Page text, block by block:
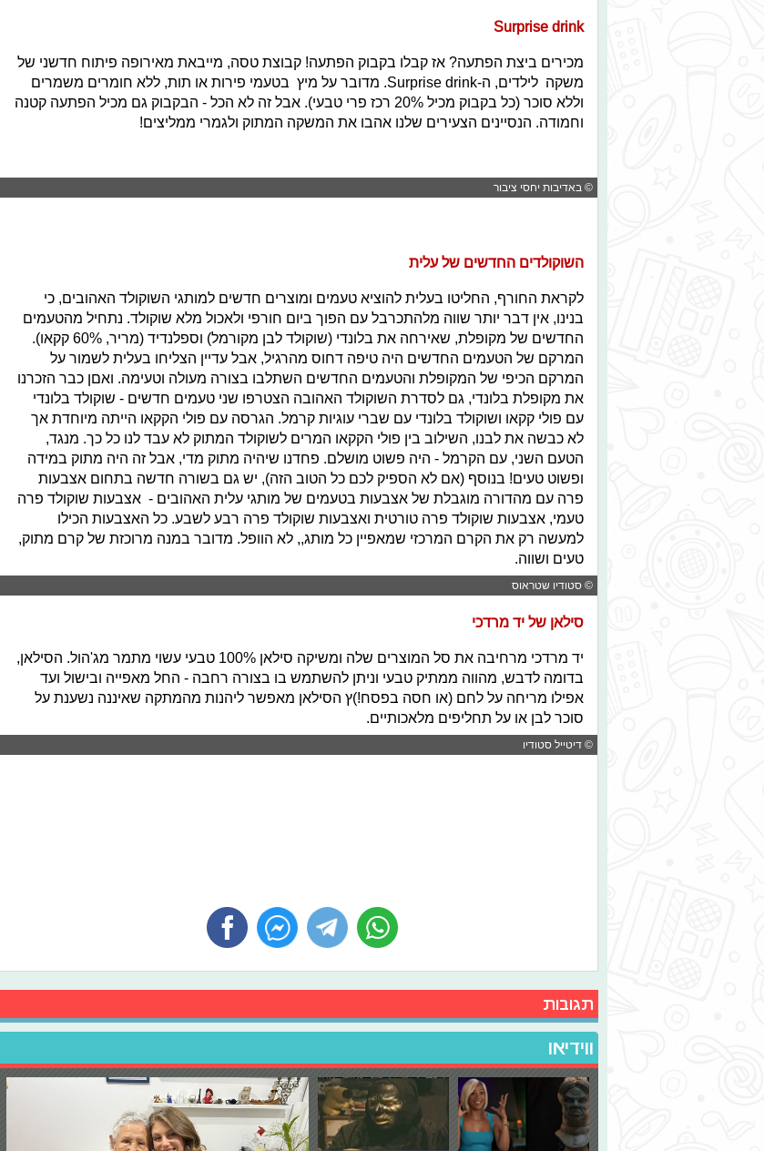
Surprise drink
מכירים ביצת הפתעה? אז קבלו בקבוק הפתעה! קבוצת טסה, מייבאת מאירופה פיתוח חדשני של
משקה לילדים, ה-Surprise drink. מדובר על מיץ בטעמי פירות או תות, ללא חומרים משמרים
וללא סוכר (כל בקבוק מכיל 20% רכז פרי טבעי). אבל זה לא הכל - הבקבוק גם מכיל הפתעה קטנה
וחמודה. הנסיינים הצעירים שלנו אהבו את המשקה המתוק ולגמרי ממליצים!
© באדיבות יחסי ציבור
השוקולדים החדשים של עלית
לקראת החורף, החליטו בעלית להוציא טעמים ומוצרים חדשים למותגי השוקולד האהובים, כי
בנינו, אין דבר יותר שווה מלהתכרבל עם הפוך ביום חורפי ולאכול מלא שוקולד. נתחיל מהטעמים
החדשים של מקופלת, שאירחה את בלונדי (שוקולד לבן מקורמל) וספלנדיד (מריר, 60% קקאו).
המרקם של הטעמים החדשים היה טיפה דחוס מהרגיל, אבל עדיין הצליחו בעלית לשמור על
המרקם הכיפי של המקופלת והטעמים החדשים השתלבו בצורה מעולה וטעימה. ואםן כבר הזכרנו
את מקופלת בלונדי, גם לסדרת השוקולד האהובה הצטרפו שני טעמים חדשים - שוקולד בלונדי
עם פולי קקאו ושוקולד בלונדי עם שברי עוגיות קרמל. הגרסה עם פולי הקקאו הייתה מיוחדת אך
לא כבשה את לבנו, השילוב בין פולי הקקאו המרים לשוקולד המתוק לא עבד לנו כל כך. מנגד,
הטעם השני, עם הקרמל - היה פשוט מושלם. פחדנו שיהיה מתוק מדי, אבל זה היה מתוק במידה
ופשוט טעים! בנוסף (אם לא הספיק לכם כל הטוב הזה), יש גם בשורה חדשה בתחום אצבעות
פרה עם מהדורה מוגבלת של אצבעות בטעמים של מותגי עלית האהובים - אצבעות שוקולד פרה
טעמי, אצבעות שוקולד פרה טורטית ואצבעות שוקולד פרה רבע לשבע. כל האצבעות הכילו
למעשה רק את הקרם המרכזי שמאפיין כל מותג,, לא הוופל. מדובר במנה מרוכזת של קרם מתוק,
טעים ושווה.
© סטודיו שטראוס
סילאן של יד מרדכי
יד מרדכי מרחיבה את סל המוצרים שלה ומשיקה סילאן 100% טבעי עשוי מתמר מג'הול. הסילאן,
בדומה לדבש, מהווה ממתיק טבעי וניתן להשתמש בו בצורה רחבה - החל מאפייה ובישול ועד
אפילו מריחה על לחם (או חסה בפסח!)ץ הסילאן מאפשר ליהנות מהמתקה שאיננה נשענת על
סוכר לבן או על תחליפים מלאכותיים.
© דיטייל סטודיו
תגובות
ווידיאו